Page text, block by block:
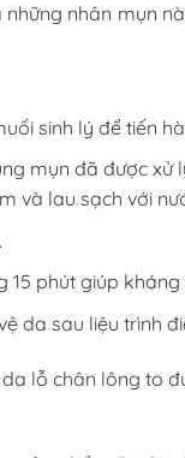
nhân mụn
sinh lý để tiến
mụn đã được
và lau sạch với
15 phút giúp kháng
da sau liệu trình
lỗ chân lông to